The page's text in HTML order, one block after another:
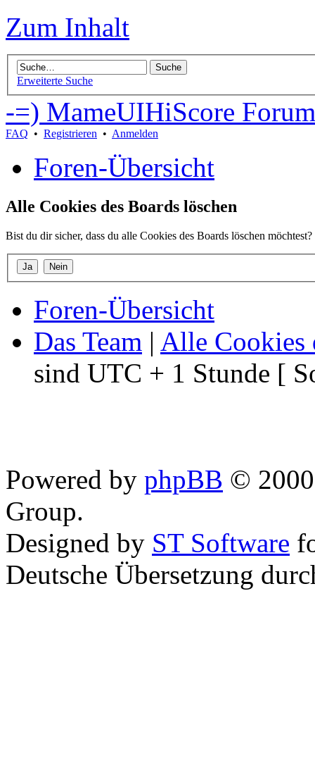
Zum Inhalt
Erweiterte Suche
-=) MameUIHiScore
FAQ • Registrieren • Anmelden
Foren-Übersicht
Alle Cookies des Boards löschen
Bist du dir sicher, dass du alle Cookies des Boards löschen möchtest?
Foren-Übersicht
Das Team | Alle Cookies
sind UTC + 1 Stunde [
Powered by phpBB ©
Group.
Designed by ST Software
Deutsche Übersetzung